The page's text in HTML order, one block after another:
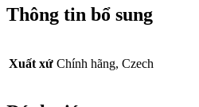
Thông tin bổ sung
Xuất xứ Chính hãng, Czech